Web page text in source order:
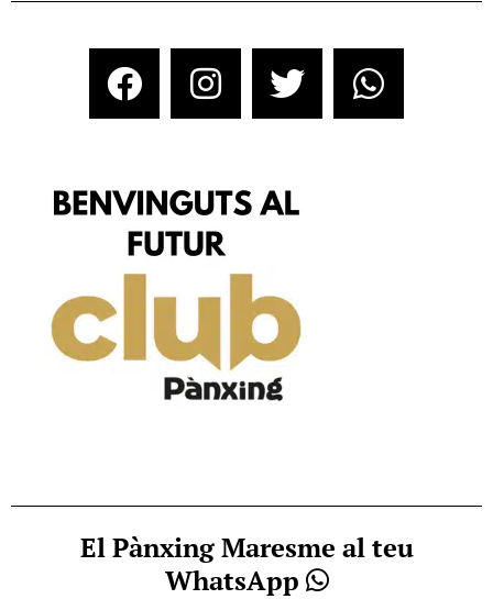
El Pànxing Maresme al teu
WhatsApp